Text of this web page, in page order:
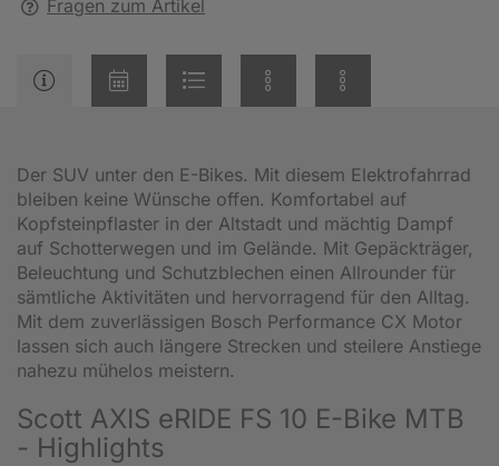
Fragen zum Artikel
Der SUV unter den E-Bikes. Mit diesem Elektrofahrrad
bleiben keine Wünsche offen. Komfortabel auf
Kopfsteinpflaster in der Altstadt und mächtig Dampf
auf Schotterwegen und im Gelände. Mit Gepäckträger,
Beleuchtung und Schutzblechen einen Allrounder für
sämtliche Aktivitäten und hervorragend für den Alltag.
Mit dem zuverlässigen Bosch Performance CX Motor
lassen sich auch längere Strecken und steilere Anstiege
nahezu mühelos meistern.
Scott AXIS eRIDE FS 10 E-Bike MTB
- Highlights